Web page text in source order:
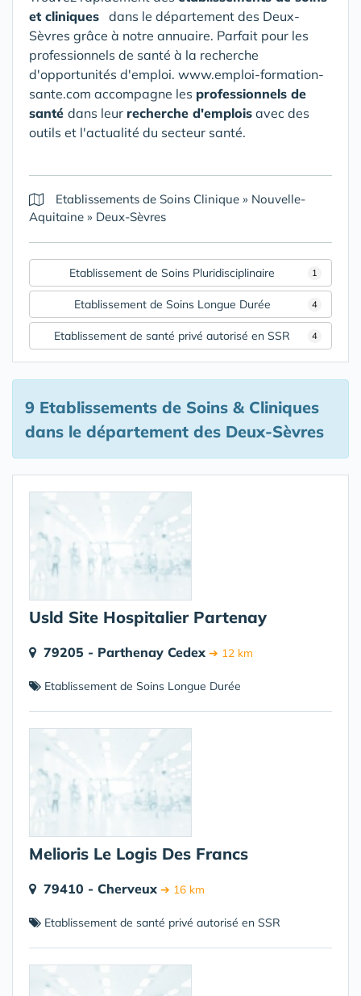
et cliniques dans le département des Deux-
Sèvres grâce à notre annuaire. Parfait pour les
professionnels de santé à la recherche
d'opportunités d'emploi. www.emploi-formation-
sante.com accompagne les professionnels de
santé dans leur recherche d'emplois avec des
outils et l'actualité du secteur santé.
Etablissements de Soins Clinique » Nouvelle-
Aquitaine » Deux-Sèvres
1
Etablissement de Soins Pluridisciplinaire
4
Etablissement de Soins Longue Durée
4
Etablissement de santé privé autorisé en SSR
9 Etablissements de Soins & Cliniques
dans le département des Deux-Sèvres
Usld Site Hospitalier Partenay
79205 - Parthenay Cedex ➔ 12 km
Etablissement de Soins Longue Durée
Melioris Le Logis Des Francs
79410 - Cherveux ➔ 16 km
Etablissement de santé privé autorisé en SSR